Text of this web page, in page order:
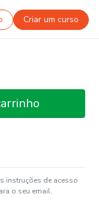
Criar um curso
instruções de acesso
o seu email.